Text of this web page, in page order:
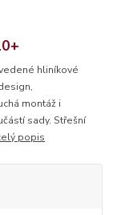
hliníkové
montáž i
sady. Střešní
popis